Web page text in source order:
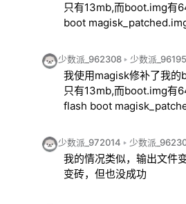
五、关于是否使用twrp和是否
的步骤是不需要使用twrp的，
态，但是可以用magisk hide
root，这个方法到2020年7月
可以正常用google更新软件，
方法需要一些操作，自己查吧
最后，以上仅为我使用美版
验，同为pixel也许有一定的参
只有13mb,而boot.img有
boot
少数派_962308 少数派
我使用magisk修补了我
只有13mb,而boot.img有
flash boot
少数派_972014 少数派
我的情况类似，输出文件
变砖，但也没成功